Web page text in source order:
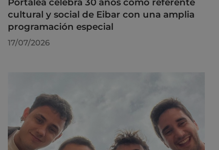
Portalea celebra 30 años como referente
cultural y social de Eibar con una amplia
programación especial
17/07/2026